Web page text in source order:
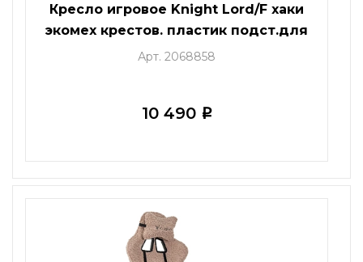
Кресло игровое Knight Lord/F хаки
экомех крестов. пластик подст.для
ног
Арт. 2068858
10 490 i